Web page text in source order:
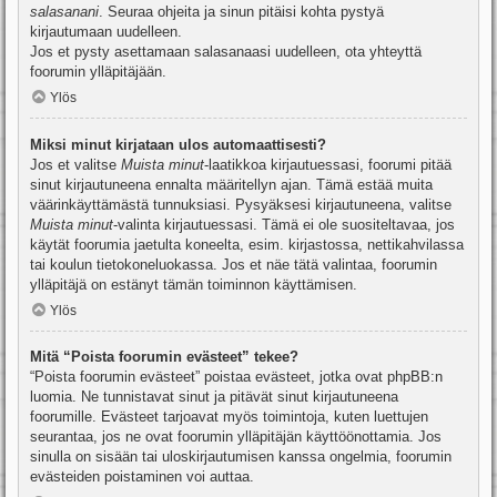
salasanani . Seuraa ohjeita ja sinun pitäisi kohta pystyä
kirjautumaan uudelleen.
Jos et pysty asettamaan salasanaasi uudelleen, ota yhteyttä
foorumin ylläpitäjään.
Ylös
Miksi minut kirjataan ulos automaattisesti?
Jos et valitse Muista minut-laatikkoa kirjautuessasi, foorumi pitää
sinut kirjautuneena ennalta määritellyn ajan. Tämä estää muita
väärinkäyttämästä tunnuksiasi. Pysyäksesi kirjautuneena, valitse
Muista minut-valinta kirjautuessasi. Tämä ei ole suositeltavaa, jos
käytät foorumia jaetulta koneelta, esim. kirjastossa, nettikahvilassa
tai koulun tietokoneluokassa. Jos et näe tätä valintaa, foorumin
ylläpitäjä on estänyt tämän toiminnon käyttämisen.
Ylös
Mitä “Poista foorumin evästeet” tekee?
“Poista foorumin evästeet” poistaa evästeet, jotka ovat phpBB:n
luomia. Ne tunnistavat sinut ja pitävät sinut kirjautuneena
foorumille. Evästeet tarjoavat myös toimintoja, kuten luettujen
seurantaa, jos ne ovat foorumin ylläpitäjän käyttöönottamia. Jos
sinulla on sisään tai uloskirjautumisen kanssa ongelmia, foorumin
evästeiden poistaminen voi auttaa.